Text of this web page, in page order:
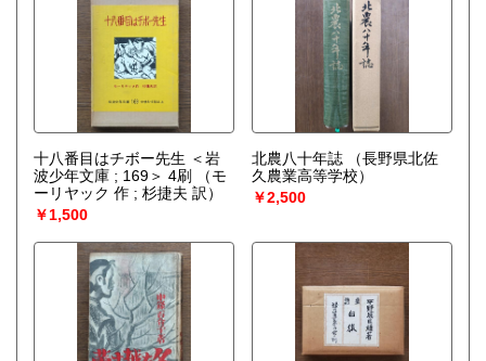
十八番目はチボー先生 ＜岩
波少年文庫 ; 169＞ 4刷
（モ
ーリヤック 作 ; 杉捷夫 訳）
￥1,500
北農八十年誌
（長野県北佐
久農業高等学校）
￥2,500